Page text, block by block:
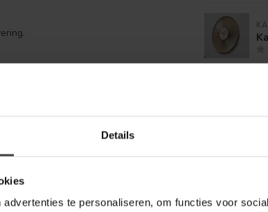
Details
te personaliseren, om functies voor
cijfers is dit een typisch industrieel